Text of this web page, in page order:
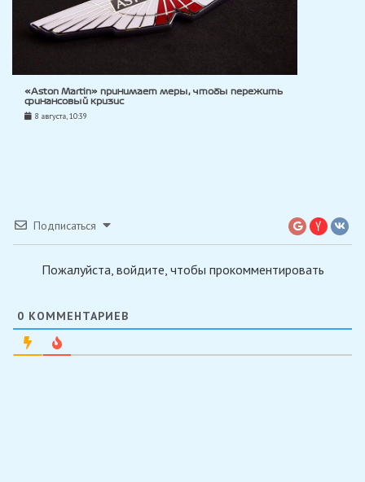
«Aston Martin» принимает меры, чтобы пережить
финансовый кризис
8 августа, 10:39
Подписаться
Пожалуйста, войдите, чтобы прокомментировать
0 КОММЕНТАРИЕВ